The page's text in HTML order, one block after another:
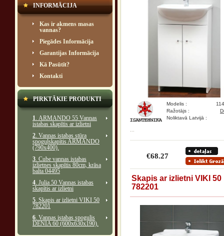
INFORMĀCIJA
Kas ir akmens masas
vannas?
Piegādes Informācija
Garantijas Informācija
Kā Pasūtīt?
Kontakti
PIRKTĀKIE PRODUKTI
1. ARMANDO 55 Vannas
istabas skapītis ar izlietni
2. Vannas istabas stūra
spoguļskapītis ARMANDO
(790x400).
3. Cube vannas istabas
izlietnes skapītis 80cm, krāsa
balta 04495
4. Julia 50 Vannas istabas
skapītis ar izlietni
5. Skapis ar izlietni VIKI 50
782201
6. Vannas istabas spogulis
DENIA 60 (600x630x190).
Modelis :
Ražotājs :
Noliktavā Latvijā :
€68.27
Skapis ar izlietni VIKI 50
782201